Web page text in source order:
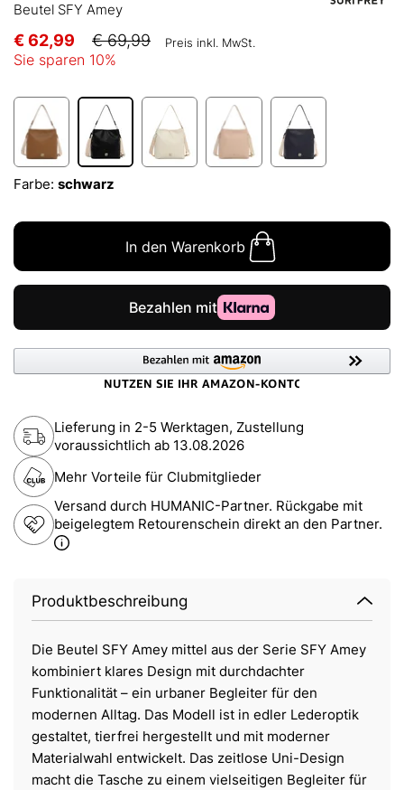
Beutel SFY Amey
€ 62,99 € 69,99 Preis inkl. MwSt.
Sie sparen 10%
Farbe: schwarz
In den Warenkorb
Lieferung in 2-5 Werktagen, Zustellung
voraussichtlich ab 13.08.2026
Mehr Vorteile für Clubmitglieder
Versand durch HUMANIC-Partner. Rückgabe mit
beigelegtem Retourenschein direkt an den Partner.
Produktbeschreibung
Die Beutel SFY Amey mittel aus der Serie SFY Amey
kombiniert klares Design mit durchdachter
Funktionalität – ein urbaner Begleiter für den
modernen Alltag. Das Modell ist in edler Lederoptik
gestaltet, tierfrei hergestellt und mit moderner
Materialwahl entwickelt. Das zeitlose Uni-Design
macht die Tasche zu einem vielseitigen Begleiter für